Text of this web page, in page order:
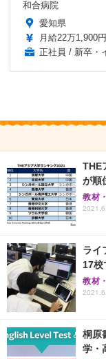
和合病院
愛知県
月給22万1,900円
正社員 / 新卒・
THE
が順
教材
ライ
17校
教材
桐原
学・